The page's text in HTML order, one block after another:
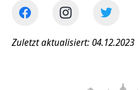
Zuletzt aktualisiert: 04.12.2023